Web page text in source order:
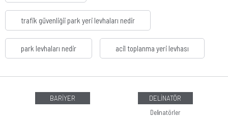
trafik güvenliğii park yeri levhaları nedir
park levhaları nedir acil toplanma yeri levhası
BARİYER
DELİNATÖR
Delinatörler